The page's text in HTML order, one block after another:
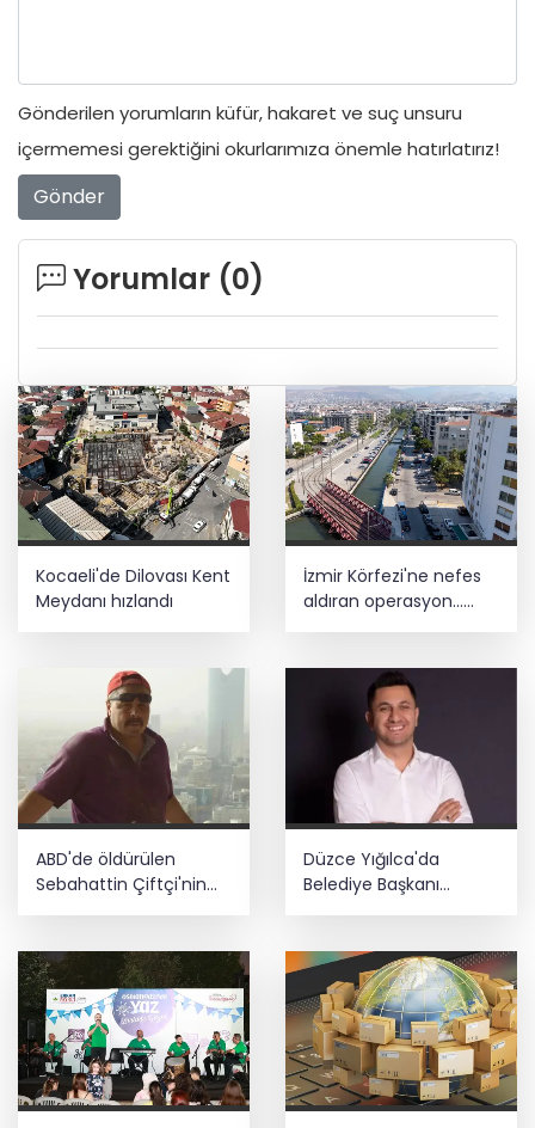
Gönderilen yorumların küfür, hakaret ve suç unsuru
içermemesi gerektiğini okurlarımıza önemle hatırlatırız!
Gönder
Yorumlar (0)
Kocaeli'de Dilovası Kent
Meydanı hızlandı
İzmir Körfezi'ne nefes
aldıran operasyon...
Manda ve Bostanlı
ABD'de öldürülen
Sebahattin Çiftçi'nin
Düzce Yığılca'da
Belediye Başkanı